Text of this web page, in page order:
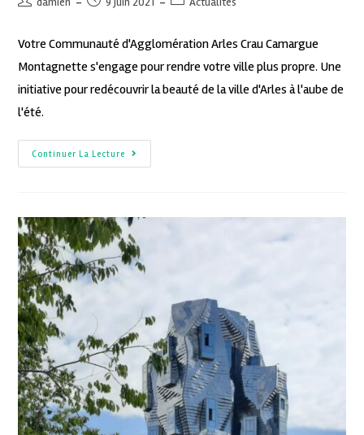
Votre Communauté d'Agglomération Arles Crau Camargue
Montagnette s'engage pour rendre votre ville plus propre. Une
initiative pour redécouvrir la beauté de la ville d'Arles à l'aube de
l'été.
Continuer La Lecture